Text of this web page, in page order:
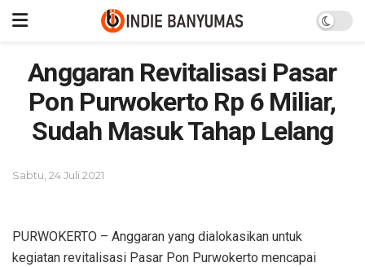
Anggaran Revitalisasi Pasar
Pon Purwokerto Rp 6 Miliar,
Sudah Masuk Tahap Lelang
Sabtu, 24 Juli 2021
PURWOKERTO – Anggaran yang dialokasikan untuk
kegiatan revitalisasi Pasar Pon Purwokerto mencapai